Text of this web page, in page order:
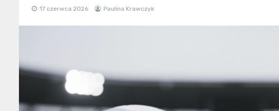
17 czerwca 2026 Paulina Krawczyk